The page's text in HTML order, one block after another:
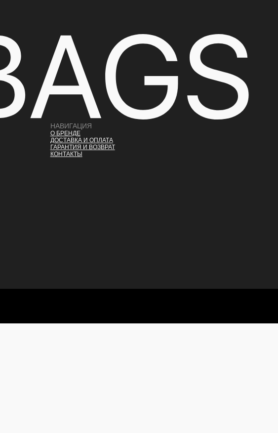
НАВИГАЦИЯ
О БРЕНДЕ
ДОСТАВКА И ОПЛАТА
ГАРАНТИЯ И ВОЗВРАТ
КОНТАКТЫ